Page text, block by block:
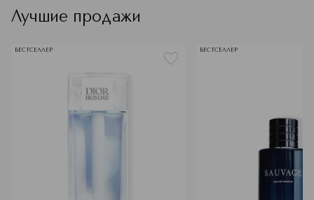
Лучшие продажи
БЕСТСЕЛЛЕР БЕСТСЕЛЛЕР